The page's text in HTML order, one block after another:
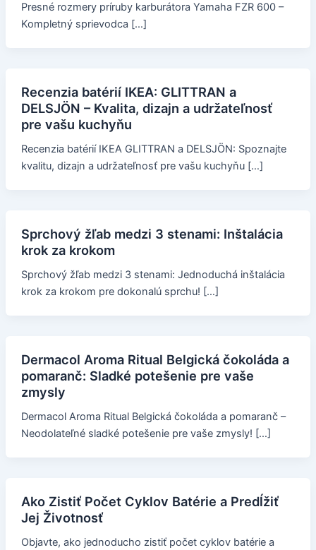
Presné rozmery príruby karburátora Yamaha FZR 600 –
Kompletný sprievodca […]
Recenzia batérií IKEA: GLITTRAN a
DELSJÖN – Kvalita, dizajn a udržateľnosť
pre vašu kuchyňu
Recenzia batérií IKEA GLITTRAN a DELSJÖN: Spoznajte
kvalitu, dizajn a udržateľnosť pre vašu kuchyňu […]
Sprchový žľab medzi 3 stenami: Inštalácia
krok za krokom
Sprchový žľab medzi 3 stenami: Jednoduchá inštalácia
krok za krokom pre dokonalú sprchu! […]
Dermacol Aroma Ritual Belgická čokoláda a
pomaranč: Sladké potešenie pre vaše
zmysly
Dermacol Aroma Ritual Belgická čokoláda a pomaranč –
Neodolateľné sladké potešenie pre vaše zmysly! […]
Ako Zistiť Počet Cyklov Batérie a Predĺžiť
Jej Životnosť
Objavte, ako jednoducho zistiť počet cyklov batérie a